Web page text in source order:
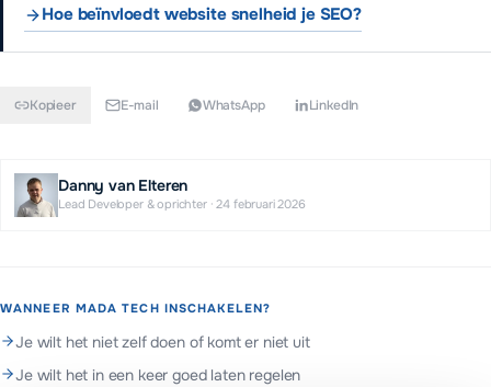
Hoe beïnvloedt website snelheid je SEO?
Kopieer E-mail WhatsApp LinkedIn
Danny van Elteren
Lead Developer & oprichter·24 februari 2026
WANNEER MADA TECH INSCHAKELEN?
Je wilt het niet zelf doen of komt er niet uit
Je wilt het in een keer goed laten regelen